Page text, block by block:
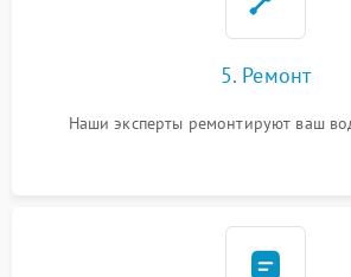
5. Ремонт
Наши эксперты ремонтируют ваш